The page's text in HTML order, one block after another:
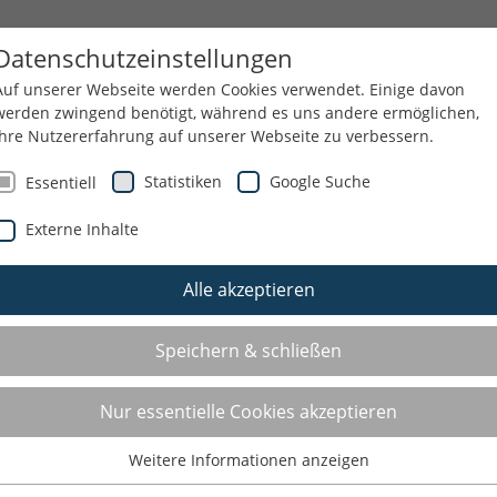
SERVICE
VEREIN SUCHT ÜBUNGSLEITER
VEREIN SUCHT
Hier finden Sie Organisationen, die aktuell Übungsleiter
unserer Webseite werden Cookies verwendet. Einige davon
zwingend benötigt, während es uns andere ermöglichen,
Nutzererfahrung auf unserer Webseite zu verbessern.
Essentiell Statistiken Google Suche
Externe Inhalte
Alle akzeptieren
Speichern & schließen
Nur essentielle Cookies akzeptieren
Weitere Informationen anzeigen